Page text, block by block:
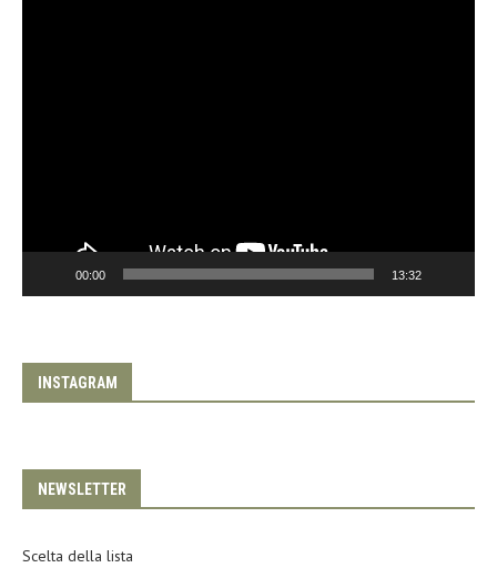
00:00 13:32
INSTAGRAM
NEWSLETTER
Scelta della lista